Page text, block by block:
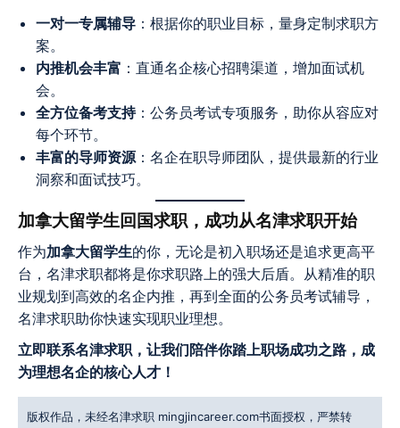
一对一专属辅导 ：根据你的职业目标，量身定制求职方
案。
内推机会丰富 ：直通名企核心招聘渠道，增加面试机
会。
全方位备考支持：公务员考试专项服务，助你从容应对
每个环节。
丰富的导师资源 ：名企在职导师团队，提供最新的行业
洞察和面试技巧。
加拿大留学生回国求职，成功从名津求职开始
作为加拿大留学生的你，无论是初入职场还是追求更高平
台，名津求职都将是你求职路上的强大后盾。从精准的职
业规划到高效的名企内推，再到全面的公务员考试辅导，
名津求职助你快速实现职业理想。
立即联系名津求职，让我们陪伴你踏上职场成功之路，成
为理想名企的核心人才！
版权作品，未经名津求职 mingjincareer.com书面授权，严禁转